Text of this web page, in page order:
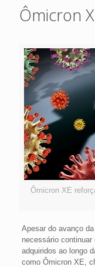
Ômicron
Ômicron XE
Apesar do avanço
necessário
adquiridos ao longo
como Ômicron XE,